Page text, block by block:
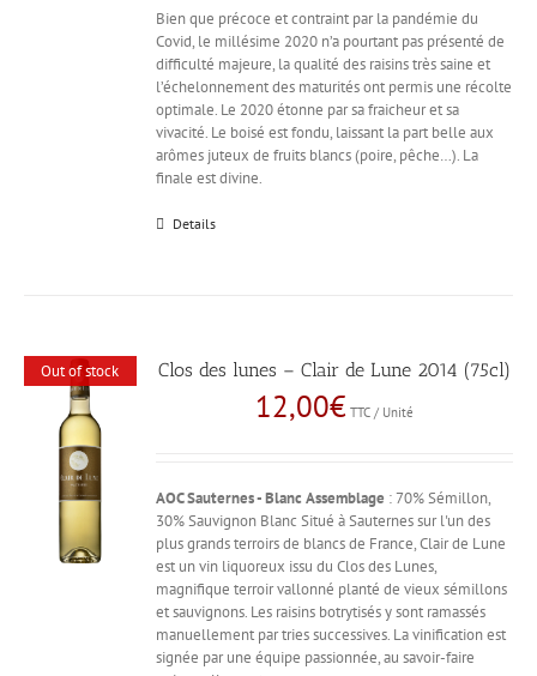
Bien que précoce et contraint par la pandémie du
Covid, le millésime 2020 n’a pourtant pas présenté de
difficulté majeure, la qualité des raisins très saine et
l’échelonnement des maturités ont permis une récolte
optimale. Le 2020 étonne par sa fraicheur et sa
vivacité. Le boisé est fondu, laissant la part belle aux
arômes juteux de fruits blancs (poire, pêche…). La
finale est divine.
Details
Out of stock Clos des lunes – Clair de Lune 2014 (75cl)
12,00€ TTC / Unité
AOC Sauternes - Blanc Assemblage : 70% Sémillon,
30% Sauvignon Blanc Situé à Sauternes sur l'un des
plus grands terroirs de blancs de France, Clair de Lune
est un vin liquoreux issu du Clos des Lunes,
magnifique terroir vallonné planté de vieux sémillons
et sauvignons. Les raisins botrytisés y sont ramassés
manuellement par tries successives. La vinification est
signée par une équipe passionnée, au savoir-faire